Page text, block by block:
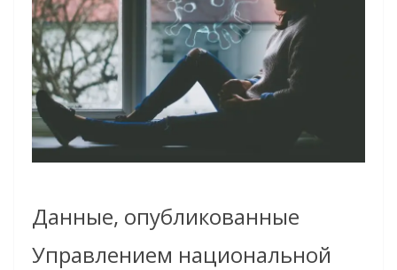
Данные, опубликованные
Управлением национальной